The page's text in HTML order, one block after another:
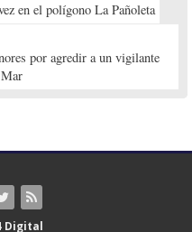
en el polígono La Pañoleta
por agredir a un vigilante
Digital